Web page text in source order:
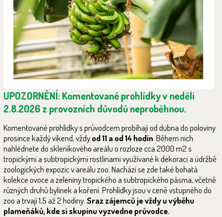
UPOZORNĚNÍ: Komentované prohlídky v neděli
2.8.2026 z provozních důvodů neproběhnou.
Komentované prohlídky s průvodcem probíhají od dubna do poloviny
prosince každý víkend, vždyod 11 a od 14 hodin. Během nich
nahlédnete do skleníkového areálu o rozloze cca 2000 m2s
tropickými a subtropickými rostlinami využívané k dekoraci a údržbě
zoologických expozic v areálu zoo. Nachází se zde také bohatá
kolekce ovoce a zeleniny tropického a subtropického pásma, včetně
různých druhů bylinek a koření. Prohlídky jsou v ceně vstupného do
zoo a trvají 1,5 až 2 hodiny.Sraz zájemců je vždy u výběhu
plameňáků, kde si skupinu vyzvedne průvodce.